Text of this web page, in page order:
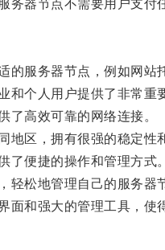
器节点不需要用户支付
服务器节点，例如网站
个人用户提供了非常重
高效可靠的网络连接。
区，拥有很强的稳定性
便捷的操作和管理方式。
松地管理自己的服务器
和强大的管理工具，使